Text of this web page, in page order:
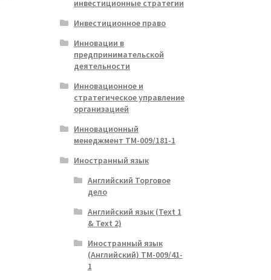
инвестиционные стратегии
Инвестиционное право
Инновации в
предпринимательской
деятельности
Инновационное и
стратегическое управление
организацией
Инновационный
менеджмент ТМ-009/181-1
Иностранный язык
Английский Торговое
дело
Английский язык (Text 1
& Text 2)
Иностранный язык
(Английский) ТМ-009/41-
1